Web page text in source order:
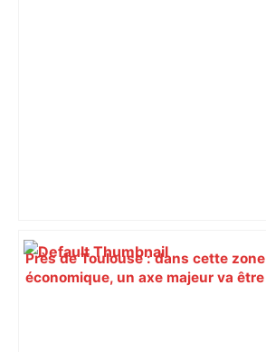
Près de Toulouse : dans cette zone
économique, un axe majeur va être